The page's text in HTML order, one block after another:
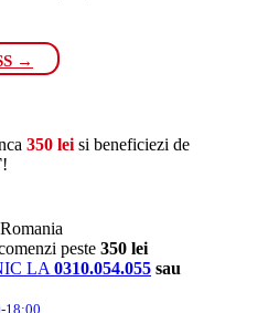
→
350 lei si beneficiezi de
!
peste 350 lei
LA 0310.054.055 sau
18:00